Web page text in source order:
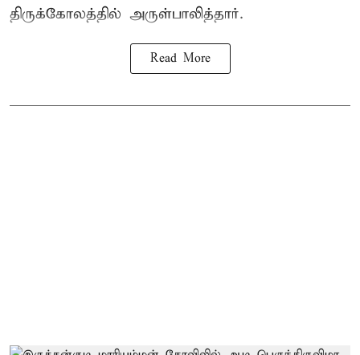
திருக்கோலத்தில் அருள்பாலித்தார்.
Read More